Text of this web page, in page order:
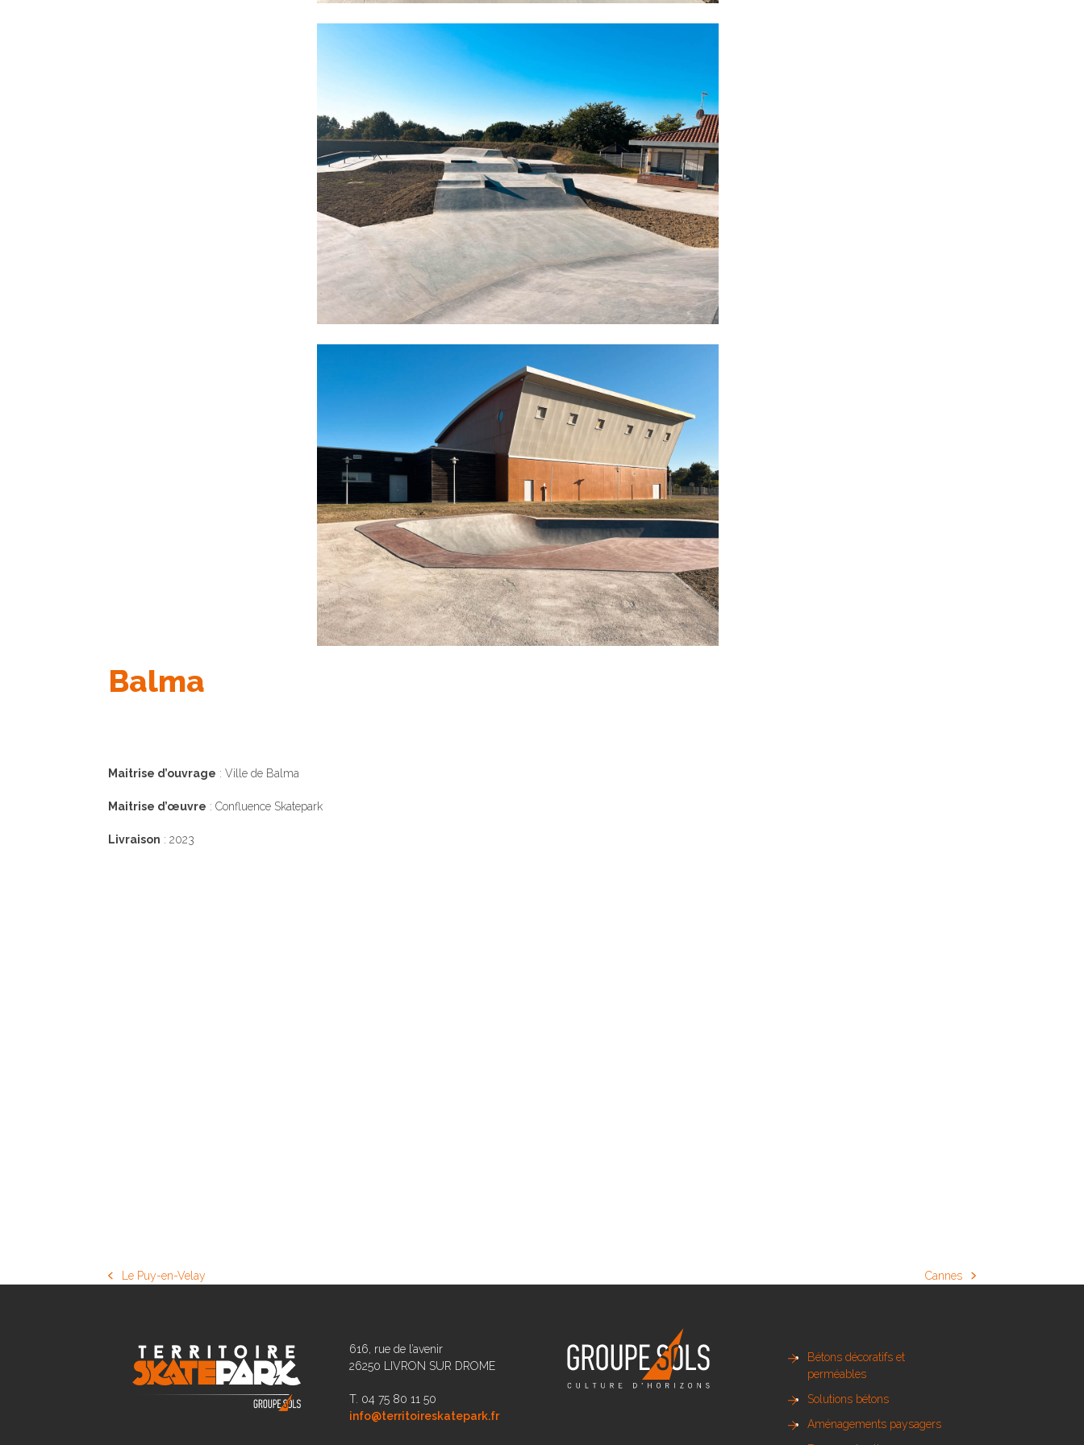
Balma
Maitrise d’ouvrage : Ville de Balma
Maitrise d’œuvre : Confluence Skatepark
Livraison : 2023
previous
Le Puy-en-Velay
next
Cannes
616, rue de l’avenir
26250 LIVRON SUR DROME
T. 04 75 80 11 50
info@territoireskatepark.fr
Bétons décoratifs et
perméables
Solutions bétons
Aménagements paysagers